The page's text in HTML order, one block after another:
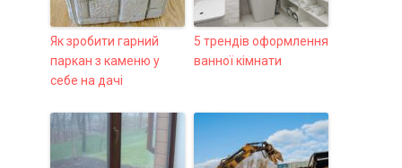
Як зробити гарний
паркан з каменю у
себе на дачі
5 трендів оформлення
ванної кімнати